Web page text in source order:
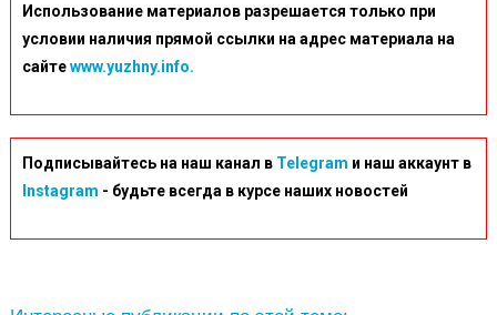
Использование материалов разрешается только при
условии наличия прямой ссылки на адрес материала на
сайтеwww.yuzhny.info.
Подписывайтесь на наш канал в Telegram и наш аккаунт в
Instagram - будьте всегда в курсе наших новостей